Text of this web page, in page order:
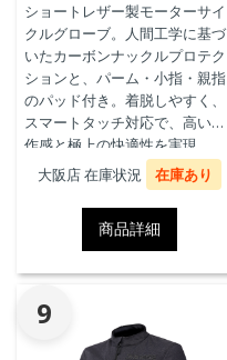
ショートレザー製モーターサイ
クルグローブ。人間工学に基づ
いたカーボンナックルプロテク
ションと、パーム・小指・親指
のパッド付き。着脱しやすく、
スマートタッチ対応で、高い操
作感と極上の快適性を実現。
大阪店 在庫状況
在庫あり
商品詳細
9